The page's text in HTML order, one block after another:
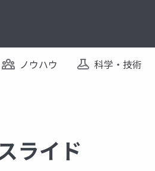
ノウハウ 科学・技術
ライド